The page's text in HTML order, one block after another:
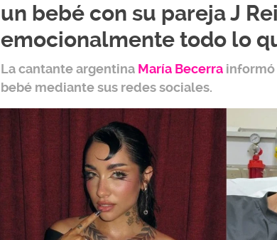
un bebé con su pareja J
emocionalmente todo lo
La cantante argentina María Becerra informó
bebé mediante sus redes sociales.